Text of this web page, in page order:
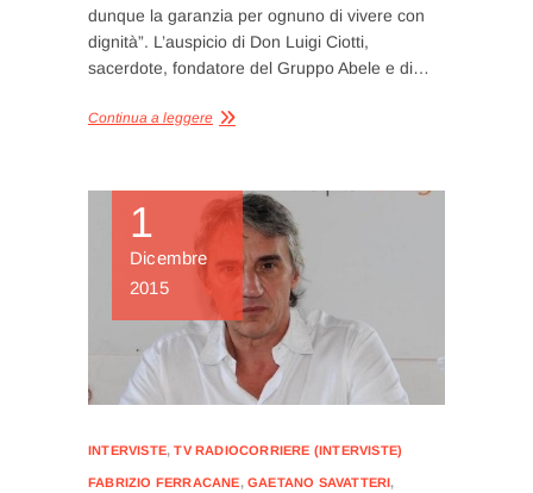
dunque la garanzia per ognuno di vivere con
dignità”. L’auspicio di Don Luigi Ciotti,
sacerdote, fondatore del Gruppo Abele e di…
Continua a leggere
1
Dicembre
2015
INTERVISTE,TV RADIOCORRIERE (INTERVISTE)
FABRIZIO FERRACANE,GAETANO SAVATTERI,